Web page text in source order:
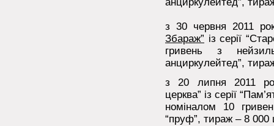
з 30 червня 2011
Збараж” із серії
гривень з
анциркулейтед”,
з 20 липня 2011
церква” із серії
номіналом 10
“пруф”, тираж – 8 000